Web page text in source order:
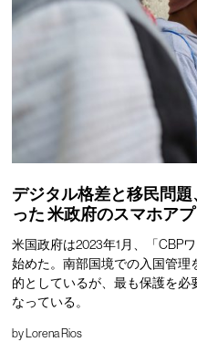
デジタル格差と移民問題
った米政府のスマホアプ
米国政府は2023年1月、「CBP
始めた。南部国境での入国管理
的としているが、最も保護を必
なっている。
by Lorena Rios